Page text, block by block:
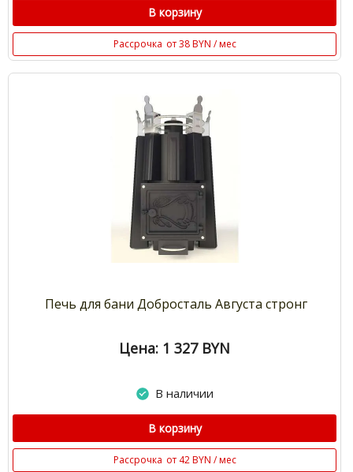
В корзину
Рассрочка от 38 BYN / мес
Печь для бани Добросталь Августа стронг
Цена: 1 327 BYN
В наличии
В корзину
Рассрочка от 42 BYN / мес